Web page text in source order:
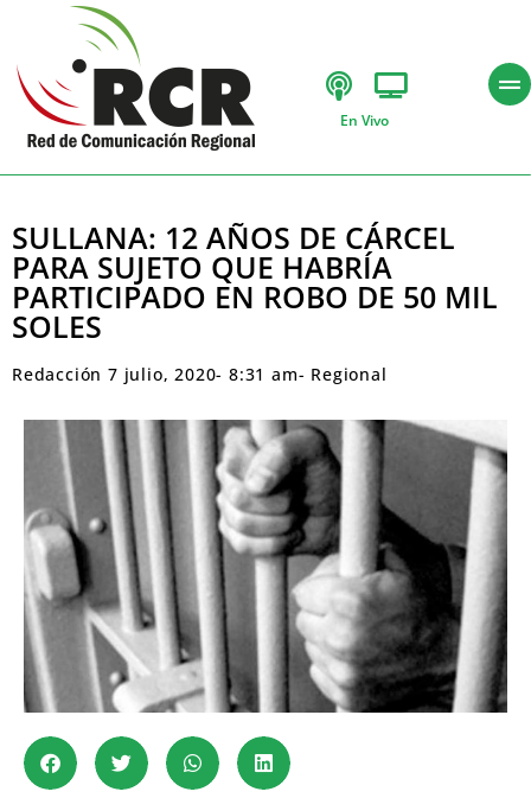
En Vivo
SULLANA: 12 AÑOS DE CÁRCEL
PARA SUJETO QUE HABRÍA
PARTICIPADO EN ROBO DE 50 MIL
SOLES
Redacción 7 julio, 2020- 8:31 am- Regional